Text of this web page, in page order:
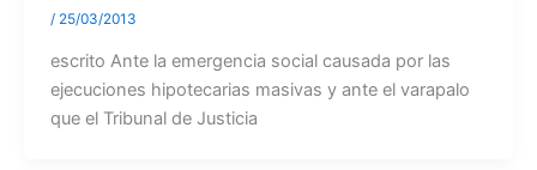
/ 25/03/2013
escrito Ante la emergencia social causada por las
ejecuciones hipotecarias masivas y ante el varapalo
que el Tribunal de Justicia